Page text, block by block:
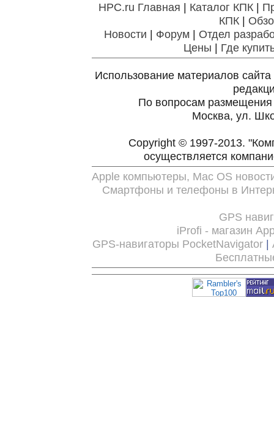
HPC.ru Главная | Каталог КПК|
КПК|
Новости | Форум | Отдел
Цены | Где
Использование материалов
По вопросам
Москва, ул.
Copyright © 1997-2013.
осуществляется
Apple компьютеры, Mac OS
Смартфоны и телефоны в
GPS
iProfi - магазин
GPS-навигаторы PocketNavigator |